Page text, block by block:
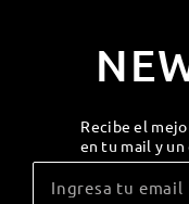
Recibe el
en tu mail y un